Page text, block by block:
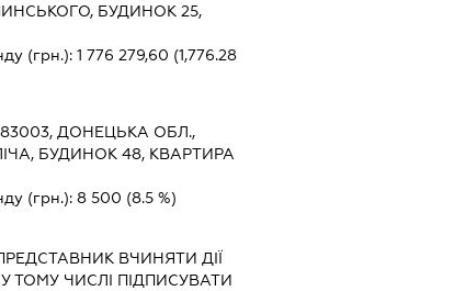
БУДИНОК 25,
(грн.):1 776 279,60 (1,776.28
83003, ДОНЕЦЬКА ОБЛ.,
БУДИНОК 48, КВАРТИРА
(грн.):8 500 (8.5 %)
ВЧИНЯТИ ДІЇ
ТОМУ ЧИСЛІ ПІДПИСУВАТИ